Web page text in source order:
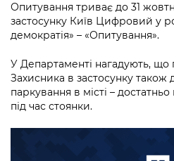
Опитування триває до 31
застосунку Київ Цифровий у
демократія» – «Опитування».
У Департаменті нагадують, що
Захисника в застосунку також
паркування в місті –
під час стоянки.